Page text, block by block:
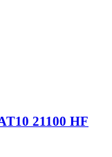
21100 HF